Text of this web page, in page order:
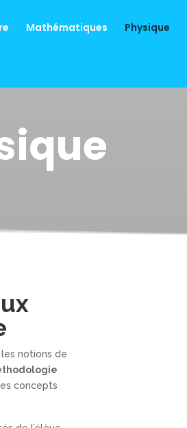
Mathématiques Physique
les notions de
concepts